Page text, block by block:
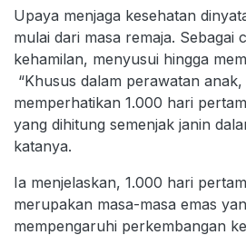
Upaya menjaga kesehatan
mulai dari masa remaja. Sebagai
kehamilan, menyusui hingga
“Khusus dalam perawatan
memperhatikan 1.000 hari
yang dihitung semenjak janin
katanya.
Ia menjelaskan, 1.000 hari
merupakan masa-masa emas
mempengaruhi perkembangan